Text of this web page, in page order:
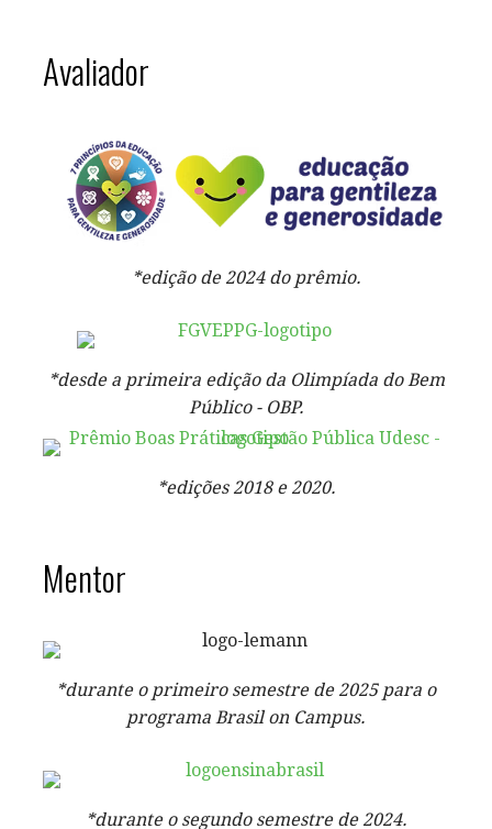
Avaliador
*edição de 2024 do prêmio.
*desde a primeira edição da Olimpíada do Bem
Público - OBP.
*edições 2018 e 2020.
Mentor
*durante o primeiro semestre de 2025 para o
programa Brasil on Campus.
*durante o segundo semestre de 2024.